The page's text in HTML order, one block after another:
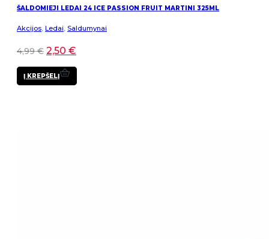
ŠALDOMIEJI LEDAI 24 ICE PASSION FRUIT MARTINI 325ML
Akcijos, Ledai, Saldumynai
4,99€ 2,50 €
Į KREPŠELĮ